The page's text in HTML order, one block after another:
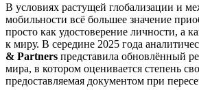
В условиях растущей глобализации и
мобильности всё большее значение
просто как удостоверение личности, а
к миру. В середине 2025 года
& Partners представила обновлённый
мира, в котором оценивается степень
предоставляемая документом при